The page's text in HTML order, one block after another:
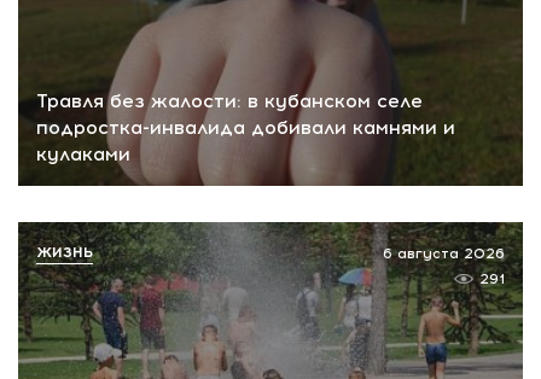
Травля без жалости: в кубанском селе
подростка-инвалида добивали камнями и
кулаками
6 августа 2026
291
ЖИЗНЬ